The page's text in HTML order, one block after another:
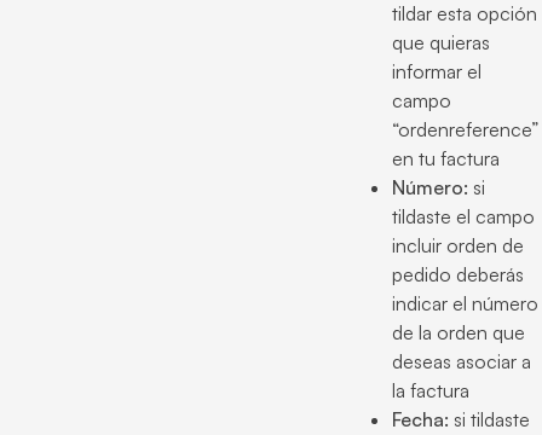
tildar esta opción
que quieras
informar el
campo
“ordenreference”
en tu factura
Número: si
tildaste el campo
incluir orden de
pedido deberás
indicar el número
de la orden que
deseas asociar a
la factura
Fecha: si tildaste